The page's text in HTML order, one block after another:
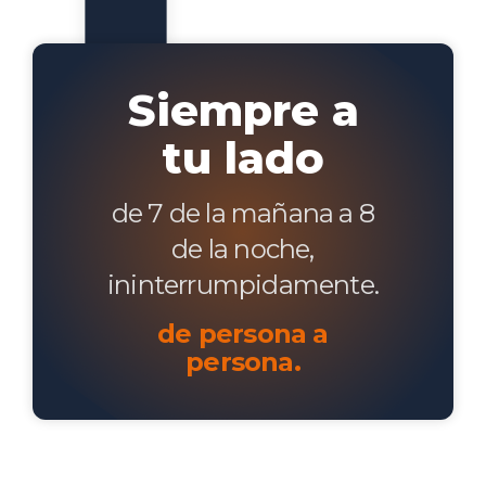
Siempre a
tu lado
de 7 de la mañana a 8
de la noche,
ininterrumpidamente.
de persona a
persona.